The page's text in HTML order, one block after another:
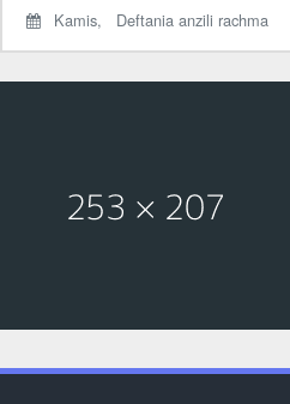
Kamis, Deftania anzili rachma